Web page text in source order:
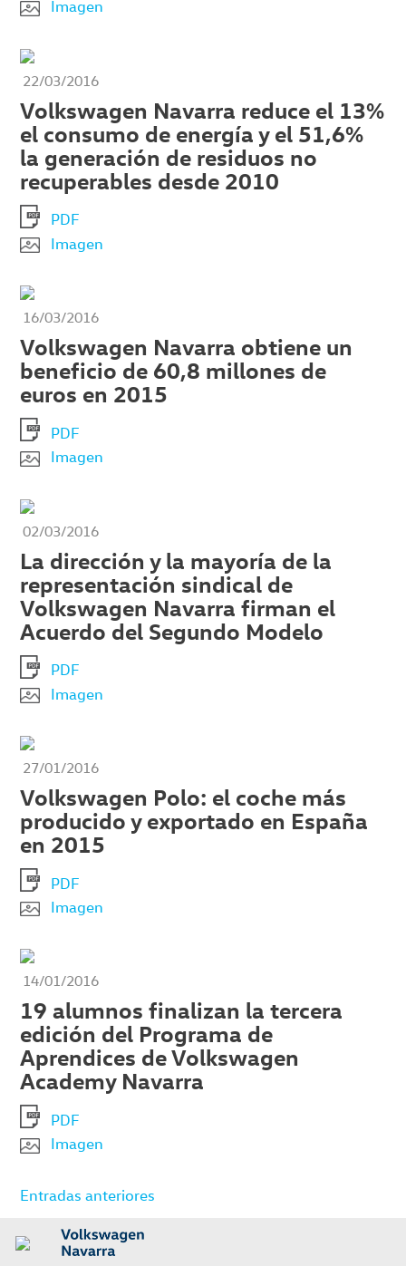
Imagen
22/03/2016
Volkswagen Navarra reduce el 13%
el consumo de energía y el 51,6%
la generación de residuos no
recuperables desde 2010
PDF
Imagen
16/03/2016
Volkswagen Navarra obtiene un
beneficio de 60,8 millones de
euros en 2015
PDF
Imagen
02/03/2016
La dirección y la mayoría de la
representación sindical de
Volkswagen Navarra firman el
Acuerdo del Segundo Modelo
PDF
Imagen
27/01/2016
Volkswagen Polo: el coche más
producido y exportado en España
en 2015
PDF
Imagen
14/01/2016
19 alumnos finalizan la tercera
edición del Programa de
Aprendices de Volkswagen
Academy Navarra
PDF
Imagen
Navegación
entradas
Entradas anteriores